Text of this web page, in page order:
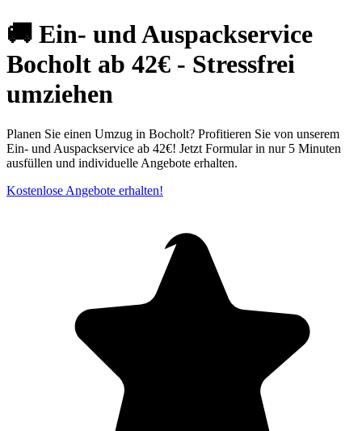
🚚 Ein- und Auspackservice
Bocholt ab 42€ - Stressfrei
umziehen
Planen Sie einen Umzug in Bocholt? Profitieren Sie von unserem
Ein- und Auspackservice ab 42€! Jetzt Formular in nur 5 Minuten
ausfüllen und individuelle Angebote erhalten.
Kostenlose Angebote erhalten!